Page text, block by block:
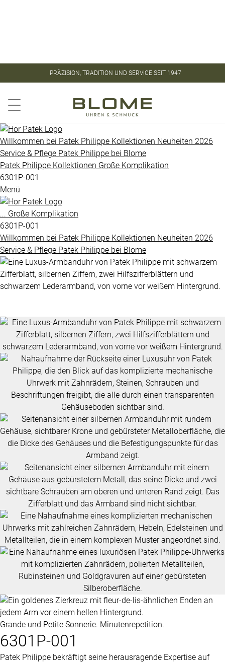
PRÄZISION, TRADITION UND SERVICE SEIT 1947
PATEK
PHILIPPE
Aquanaut
Calatrava
Golden
Gondolo
Grandes
Complications
Nautilus
4
Cubitus
Complications
UHREN
VINTAGE
SCHMUCK
BLOME
SERVICE
ÜBER
UNS
Impressum
Datenschutz
AGB
Willkommen bei Patek Philippe Kollektionen Neuheiten 2026
Service & Pflege Patek Philippe bei Blome
Patek Philippe Kollektionen Große Komplikation
6301P-001
Menü
... Große Komplikation
6301P-001
Willkommen bei Patek Philippe Kollektionen Neuheiten 2026
Service & Pflege Patek Philippe bei Blome
Grande und Petite Sonnerie. Minutenrepetition.
6301P-001
Patek Philippe bekräftigt seine herausragende Expertise auf